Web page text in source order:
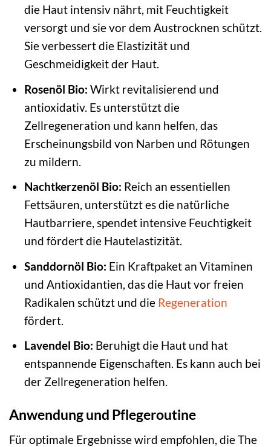
die Haut intensiv nährt, mit Feuchtigkeit
versorgt und sie vor dem Austrocknen schützt.
Sie verbessert die Elastizität und
Geschmeidigkeit der Haut.
Rosenöl Bio: Wirkt revitalisierend und
antioxidativ. Es unterstützt die
Zellregeneration und kann helfen, das
Erscheinungsbild von Narben und Rötungen
zu mildern.
Nachtkerzenöl Bio: Reich an essentiellen
Fettsäuren, unterstützt es die natürliche
Hautbarriere, spendet intensive Feuchtigkeit
und fördert die Hautelastizität.
Sanddornöl Bio: Ein Kraftpaket an Vitaminen
und Antioxidantien, das die Haut vor freien
Radikalen schützt und die Regeneration
fördert.
Lavendel Bio: Beruhigt die Haut und hat
entspannende Eigenschaften. Es kann auch bei
der Zellregeneration helfen.
Anwendung und Pflegeroutine
Für optimale Ergebnisse wird empfohlen, die The